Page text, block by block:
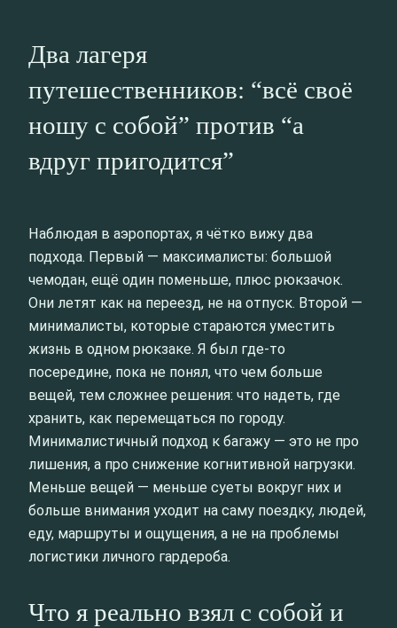
Два лагеря
путешественников: “всё своё
ношу с собой” против “а
вдруг пригодится”
Наблюдая в аэропортах, я чётко вижу два
подхода. Первый — максималисты: большой
чемодан, ещё один поменьше, плюс рюкзачок.
Они летят как на переезд, не на отпуск. Второй —
минималисты, которые стараются уместить
жизнь в одном рюкзаке. Я был где-то
посередине, пока не понял, что чем больше
вещей, тем сложнее решения: что надеть, где
хранить, как перемещаться по городу.
Минималистичный подход к багажу — это не про
лишения, а про снижение когнитивной нагрузки.
Меньше вещей — меньше суеты вокруг них и
больше внимания уходит на саму поездку, людей,
еду, маршруты и ощущения, а не на проблемы
логистики личного гардероба.
Что я реально взял с собой и